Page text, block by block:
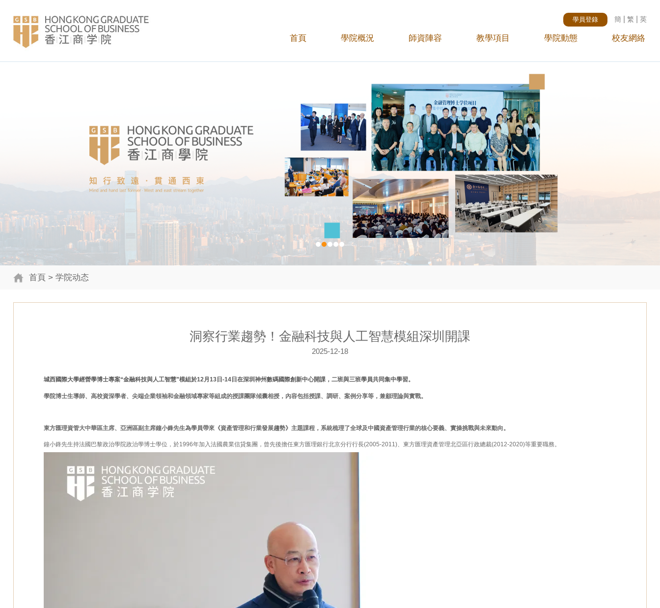
學員登錄 簡 |繁 |英
首頁 學院概況 師資陣容 教學項目 學院動態 校友網絡
首頁 > 学院动态
洞察行業趨勢！金融科技與人工智慧模組深圳開課
2025-12-18
城西國際大學經營學博士專案“金融科技與人工智慧”模組於12月13日-14日在深圳神州數碼國際創新中心開課，二班與三班學員共同集中學習。
學院博士生導師、高校資深學者、尖端企業領袖和金融領域專家等組成的授課團隊傾囊相授，內容包括授課、調研、案例分享等，兼顧理論與實戰。
東方匯理資管大中華區主席、亞洲區副主席鐘小鋒先生為學員帶來《資產管理和行業發展趨勢》主題課程，系統梳理了全球及中國資產管理行業的核心要義、實操挑戰與未來動向。
鐘小鋒先生持法國巴黎政治學院政治學博士學位，於1996年加入法國農業信貸集團，曾先後擔任東方匯理銀行北京分行行長(2005-2011)、東方匯理資產管理北亞區行政總裁(2012-2020)等重要職務。